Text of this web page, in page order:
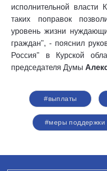
исполнительной власти
таких поправок
уровень жизни
граждан", - пояснил
Россия" в Курской
председателя Думы
#выплаты
#меры поддержки